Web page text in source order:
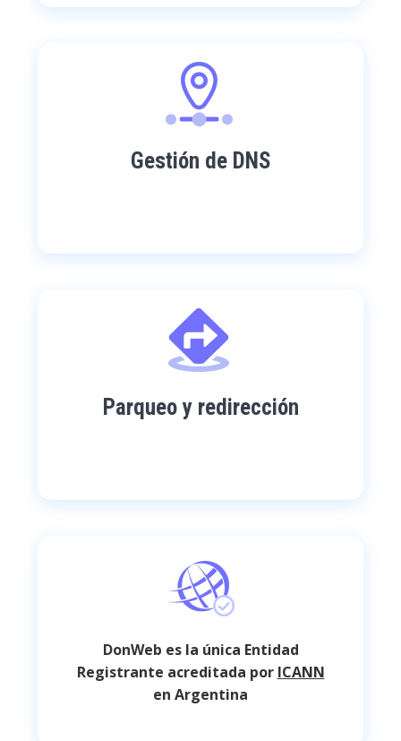
Gestión de DNS
Parqueo y redirección
DonWeb es la única Entidad
Registrante acreditada por ICANN
en Argentina